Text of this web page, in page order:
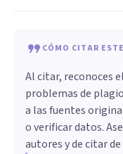
CÓMO CITAR
Al citar, reconoces
problemas de
a las fuentes
o verificar datos.
autores y de citar